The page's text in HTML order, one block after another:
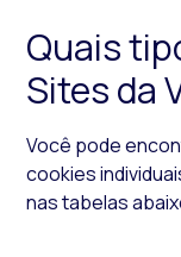
Quais
Sites da
Você pode
cookies
nas tabelas